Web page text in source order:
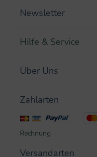
Newsletter
Hilfe & Service
Über Uns
Zahlarten
Rechnung
Versandarten